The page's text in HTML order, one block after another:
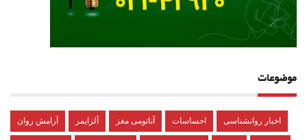
موضوعات
آرامش روان آلزایمر آناتومی مغز احساسات اخبار روانشناسی